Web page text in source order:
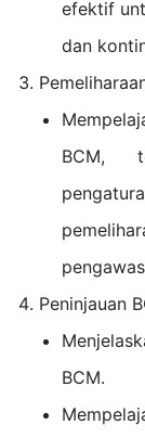
efektif
dan
BCM,
Peninjauan
BCM.